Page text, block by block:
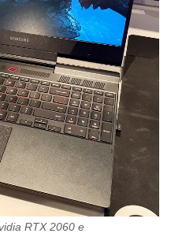
RTX 2060 e